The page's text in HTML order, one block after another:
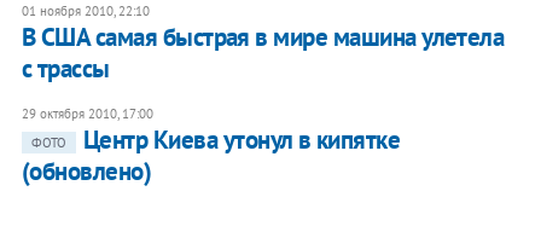
01 ноября 2010, 22:10
В США самая быстрая в мире машина улетела
с трассы
29 октября 2010, 17:00
ФОТО
Центр Киева утонул в кипятке
(обновлено)